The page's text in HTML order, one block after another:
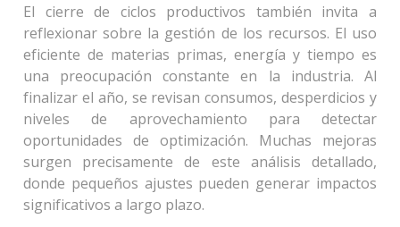
El cierre de ciclos productivos también invita a
reflexionar sobre la gestión de los recursos. El uso
eficiente de materias primas, energía y tiempo es
una preocupación constante en la industria. Al
finalizar el año, se revisan consumos, desperdicios y
niveles de aprovechamiento para detectar
oportunidades de optimización. Muchas mejoras
surgen precisamente de este análisis detallado,
donde pequeños ajustes pueden generar impactos
significativos a largo plazo.